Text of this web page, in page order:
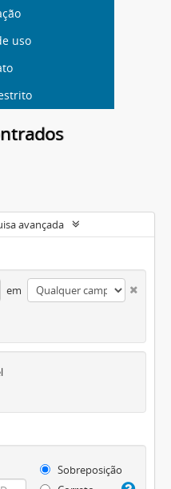
uso
avançada
em
Sobreposição